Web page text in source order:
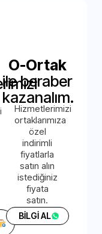
O-Ortak
ile beraber
kazanalım.
Hizmetlerimizi
ortaklarımıza
özel
indirimli
fiyatlarla
satın alın
istediğiniz
fiyata
satın.
BİLGİ AL